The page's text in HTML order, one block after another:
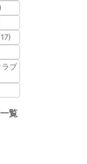
ラブ
覧